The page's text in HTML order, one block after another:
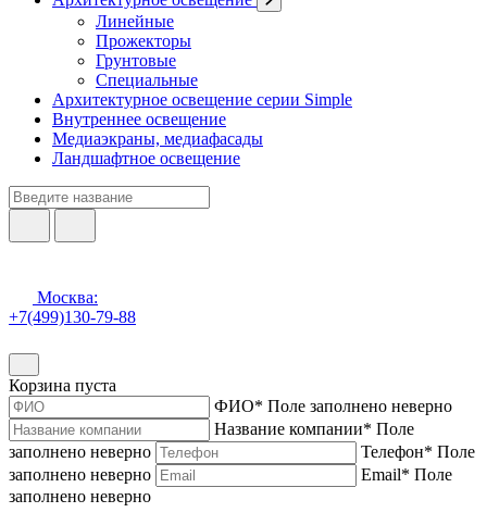
Линейные
Прожекторы
Грунтовые
Специальные
Архитектурное освещение серии Simple
Внутреннее освещение
Медиаэкраны, медиафасады
Ландшафтное освещение
Москва:
+7(499)130-79-88
Корзина пуста
ФИО* Поле заполнено неверно
Название компании* Поле
заполнено неверно
Телефон* Поле
заполнено неверно
Email* Поле
заполнено неверно